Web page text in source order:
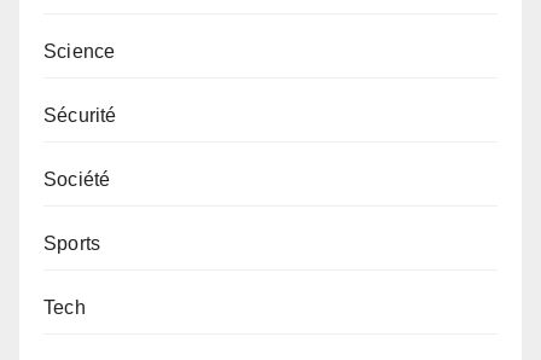
Science
Sécurité
Société
Sports
Tech